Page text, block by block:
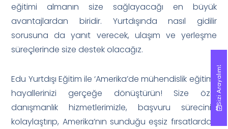
eğitimi almanın size sağlayacağı en büyük
avantajlardan biridir. Yurtdışında nasıl gidilir
sorusuna da yanıt verecek, ulaşım ve yerleşme
süreçlerinde size destek olacağız.
Edu Yurtdışı Eğitim ile ‘Amerika’de mühendislik eğitimi’
hayallerinizi gerçeğe dönüştürün! Size özel
danışmanlık hizmetlerimizle, başvuru sürecinizi
kolaylaştırıp, Amerika’nın sunduğu eşsiz fırsatlardan
Sizi Arayalım!
Sizi Arayalım!